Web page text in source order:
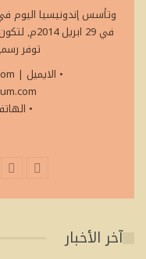
في 29
توفر
• الايميل |
• الهاتف: 3764-
آخر الأخبار